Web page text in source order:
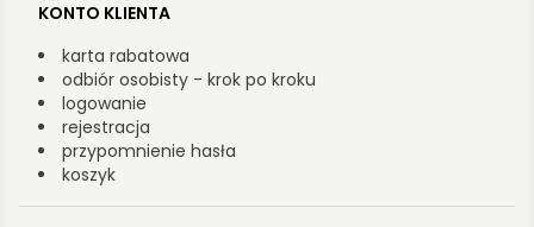
KONTO KLIENTA
karta rabatowa
odbiór osobisty - krok po kroku
logowanie
rejestracja
przypomnienie hasła
koszyk